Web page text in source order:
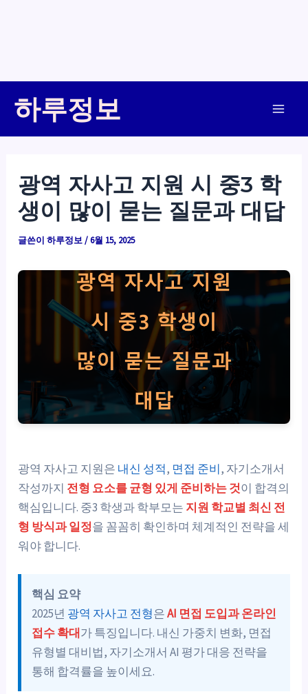
하루정보
광역 자사고 지원 시 중3 학
생이 많이 묻는 질문과 대답
글쓴이하루정보/6월 15, 2025
광역 자사고 지원은 내신 성적, 면접 준비, 자기소개서
작성까지 전형 요소를 균형 있게 준비하는 것이 합격의
핵심입니다. 중3 학생과 학부모는 지원 학교별 최신 전
형 방식과 일정을 꼼꼼히 확인하며 체계적인 전략을 세
워야 합니다.
핵심 요약
2025년 광역 자사고 전형은AI 면접 도입과 온라인
접수 확대가 특징입니다. 내신 가중치 변화, 면접
유형별 대비법, 자기소개서 AI 평가 대응 전략을
통해 합격률을 높이세요.